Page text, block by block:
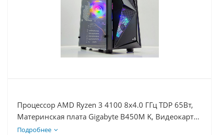
Процессор AMD Ryzen 3 4100 8x4.0 ГГц TDP 65Вт,
Материнская плата Gigabyte B450M K, Видеокарта
GTX 1630 4Гб, Память DDR4 8Gb, Диски
Подробнее